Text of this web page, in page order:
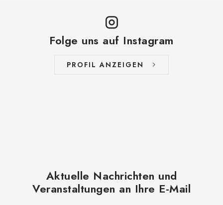
Folge uns auf Instagram
PROFIL ANZEIGEN
Aktuelle Nachrichten und
Veranstaltungen an Ihre E-Mail